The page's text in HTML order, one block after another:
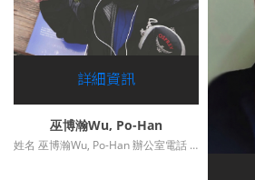
詳細資訊
巫博瀚Wu, Po-Han
姓名 巫博瀚Wu, Po-Han 辦公室電話 (04)23590121-36900*204 ....